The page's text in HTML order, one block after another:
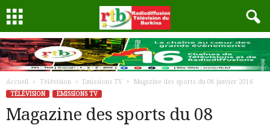
Accueil Télévision Emissions TV
Magazine des sports du 08 janvier 2016
TÉLÉVISION
EMISSIONS TV
Magazine des sports du 08